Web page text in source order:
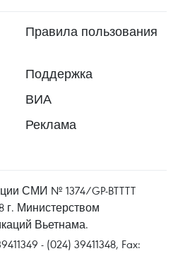
Правила пользования
Поддержка
ВИА
Реклама
СМИ № 1374/GP-BTTTT
г. Министерством
Вьетнама.
- (024) 39411348, Fax: